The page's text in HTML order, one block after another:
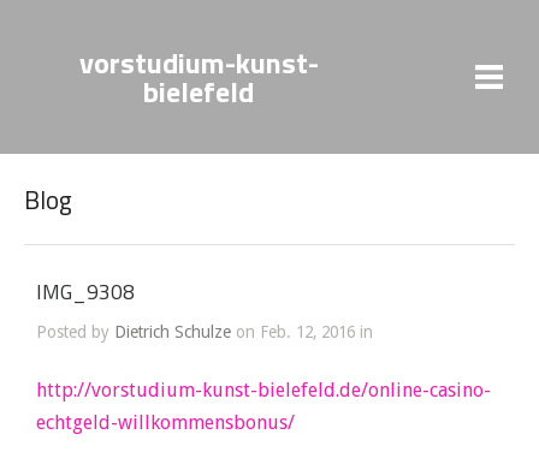
vorstudium-kunst-
bielefeld
Blog
IMG_9308
Posted by Dietrich Schulze on Feb. 12, 2016 in
http://vorstudium-kunst-bielefeld.de/online-casino-
echtgeld-willkommensbonus/